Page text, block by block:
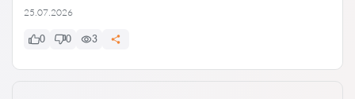
25.07.2026
0 0 3